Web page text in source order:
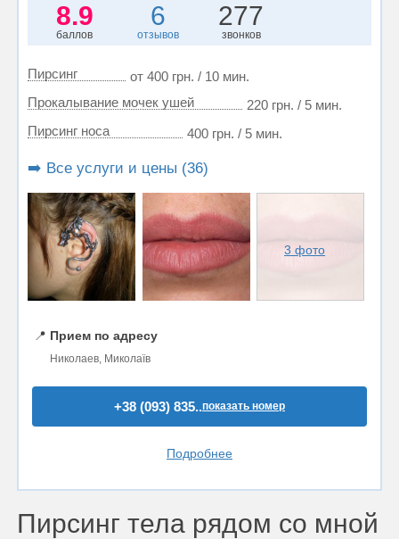
8.9
баллов
6
отзывов
277
звонков
Пирсинг
от 400 грн. / 10 мин.
Прокалывание мочек ушей
220 грн. / 5 мин.
Пирсинг носа
400 грн. / 5 мин.
➡️ Все услуги и цены (36)
3 фото
📍 Прием по адресу
Николаев, Миколаїв
+38 (093) 835..показать номер
Подробнее
Пирсинг тела рядом со мной